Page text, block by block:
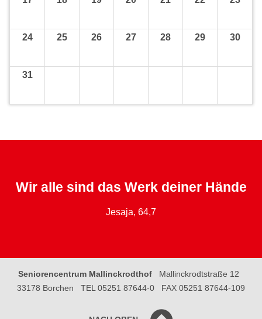
24 25 26 27 28 29 30
31
Wir alle sind das Werk deiner Hände
Jesaja, 64,7
Seniorencentrum Mallinckrodthof
Mallinckrodtstraße 12
33178 Borchen
TEL 05251 87644-0 FAX 05251 87644-109